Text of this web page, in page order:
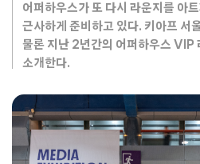
어퍼하우스가 또 다시 라운지를 아
근사하게 준비하고 있다. 키아프
물론 지난 2년간의 어퍼하우스 VIP
소개한다.